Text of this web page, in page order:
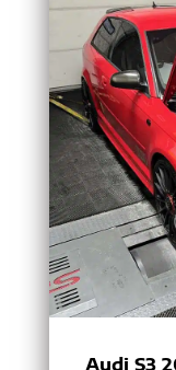
Audi S3